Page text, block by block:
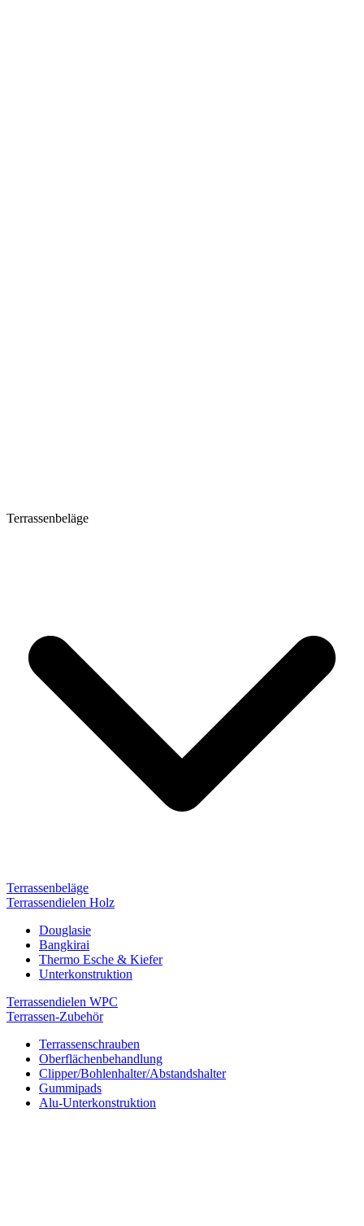
Terrassenbeläge
Terrassenbeläge
Terrassendielen Holz
Douglasie
Bangkirai
Thermo Esche & Kiefer
Unterkonstruktion
Terrassendielen WPC
Terrassen-Zubehör
Terrassenschrauben
Oberflächenbehandlung
Clipper/Bohlenhalter/Abstandshalter
Gummipads
Alu-Unterkonstruktion